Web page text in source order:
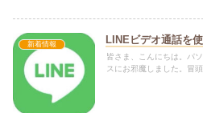
新着情報 LINEビデオ通話を
皆さま、こんにちは。パ
スにお邪魔しました。冒